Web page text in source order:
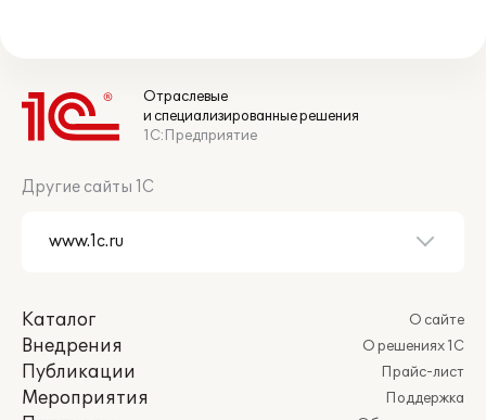
Отраслевые
и специализированные решения
1С:Предприятие
Другие сайты 1С
Каталог
Внедрения
Публикации
Мероприятия
О сайте
О решениях 1С
Прайс-лист
Поддержка